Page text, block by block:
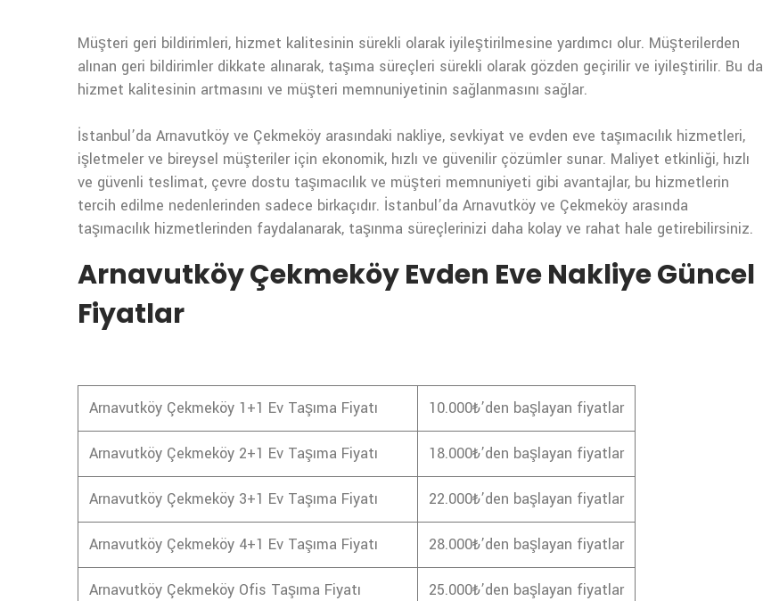
Müşteri geri bildirimleri, hizmet kalitesinin sürekli olarak iyileştirilmesine yardımcı olur. Müşterilerden
alınan geri bildirimler dikkate alınarak, taşıma süreçleri sürekli olarak gözden geçirilir ve iyileştirilir. Bu da
hizmet kalitesinin artmasını ve müşteri memnuniyetinin sağlanmasını sağlar.
İstanbul’da Arnavutköy ve Çekmeköy arasındaki nakliye, sevkiyat ve evden eve taşımacılık hizmetleri,
işletmeler ve bireysel müşteriler için ekonomik, hızlı ve güvenilir çözümler sunar. Maliyet etkinliği, hızlı
ve güvenli teslimat, çevre dostu taşımacılık ve müşteri memnuniyeti gibi avantajlar, bu hizmetlerin
tercih edilme nedenlerinden sadece birkaçıdır. İstanbul’da Arnavutköy ve Çekmeköy arasında
taşımacılık hizmetlerinden faydalanarak, taşınma süreçlerinizi daha kolay ve rahat hale getirebilirsiniz.
Arnavutköy Çekmeköy Evden Eve Nakliye Güncel
Fiyatlar
Arnavutköy Çekmeköy 1+1 Ev Taşıma Fiyatı 10.000₺’den başlayan fiyatlar
Arnavutköy Çekmeköy 2+1 Ev Taşıma Fiyatı 18.000₺’den başlayan fiyatlar
Arnavutköy Çekmeköy 3+1 Ev Taşıma Fiyatı 22.000₺’den başlayan fiyatlar
Arnavutköy Çekmeköy 4+1 Ev Taşıma Fiyatı 28.000₺’den başlayan fiyatlar
Arnavutköy Çekmeköy Ofis Taşıma Fiyatı 25.000₺’den başlayan fiyatlar